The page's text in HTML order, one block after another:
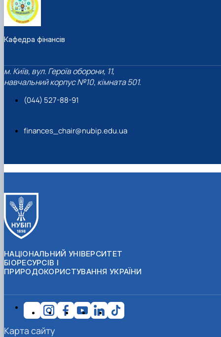
Кафедра фінансів
м. Київ, вул. Героїв оборони, 11,
навчальний корпус №10, кімната 501.
(044) 527-88-91
finances_chair@nubip.edu.ua
НАЦІОНАЛЬНИЙ УНІВЕРСИТЕТ
БІОРЕСУРСІВ І
ПРИРОДОКОРИСТУВАННЯ УКРАЇНИ
Карта сайту